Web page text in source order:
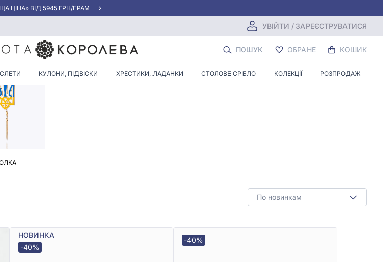
ЦІНА» ВІД 5945 ГРН/ГРАМ
УВІЙТИ / ЗАРЕЄСТРУВАТИСЯ
ПОШУК ОБРАНЕ КОШИК
КУЛОНИ, ПІДВІСКИ ХРЕСТИКИ, ЛАДАНКИ СТОЛОВЕ СРІБЛО КОЛЕКЦІЇ РОЗПРОДАЖ
ЗІ СРІБЛА
По новинкам
НОВИНКА
-40%
-40%